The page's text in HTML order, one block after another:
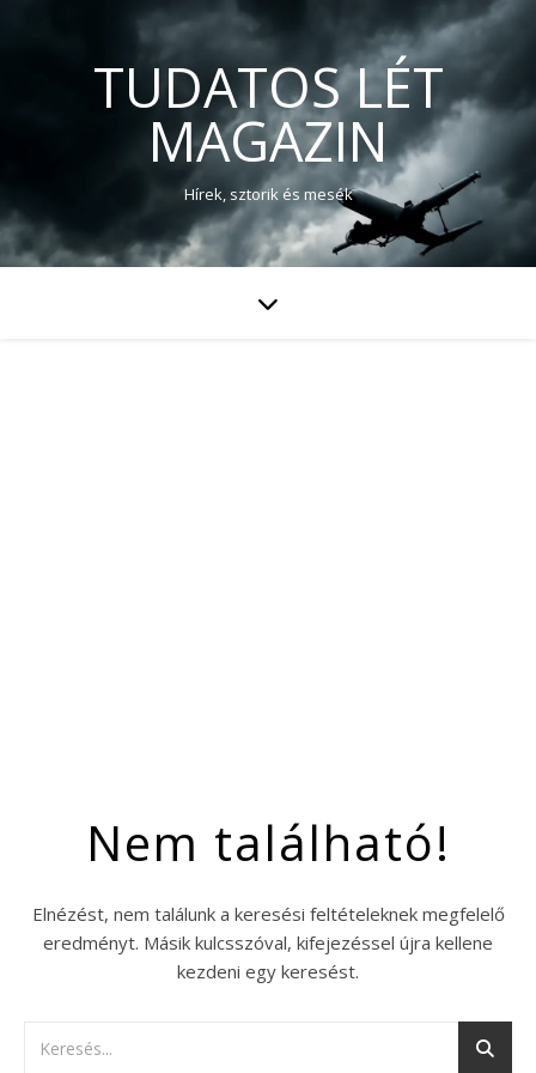
TUDATOS LÉT
MAGAZIN
Hírek, sztorik és mesék
Nem található!
Elnézést, nem találunk a keresési feltételeknek megfelelő
eredményt. Másik kulcsszóval, kifejezéssel újra kellene
kezdeni egy keresést.